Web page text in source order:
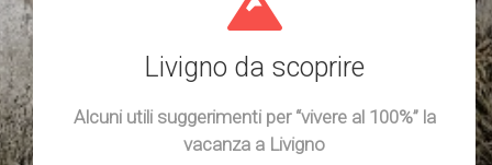
Livigno da scoprire
Alcuni utili suggerimenti per “vivere al 100%” la
vacanza a Livigno